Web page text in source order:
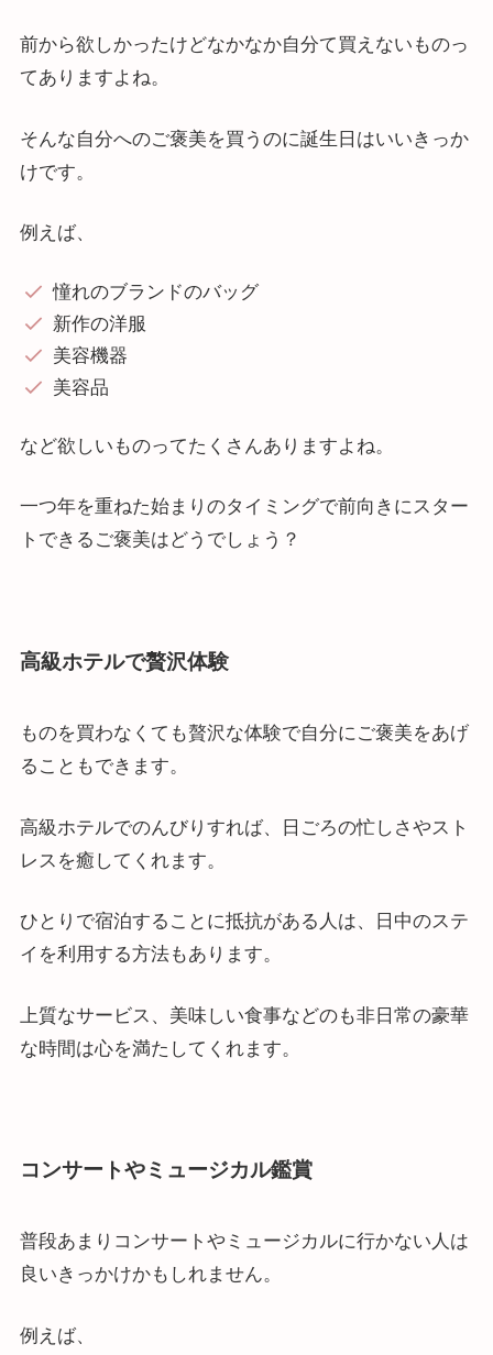
前から欲しかったけどなかなか自分て買えないものっ
てありますよね。
そんな自分へのご褒美を買うのに誕生日はいいきっか
けです。
例えば、
憧れのブランドのバッグ
新作の洋服
美容機器
美容品
など欲しいものってたくさんありますよね。
一つ年を重ねた始まりのタイミングで前向きにスター
トできるご褒美はどうでしょう？
高級ホテルで贅沢体験
ものを買わなくても贅沢な体験で自分にご褒美をあげ
ることもできます。
高級ホテルでのんびりすれば、日ごろの忙しさやスト
レスを癒してくれます。
ひとりで宿泊することに抵抗がある人は、日中のステ
イを利用する方法もあります。
上質なサービス、美味しい食事などのも非日常の豪華
な時間は心を満たしてくれます。
コンサートやミュージカル鑑賞
普段あまりコンサートやミュージカルに行かない人は
良いきっかけかもしれません。
例えば、